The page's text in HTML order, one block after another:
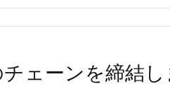
ェーンを締結し